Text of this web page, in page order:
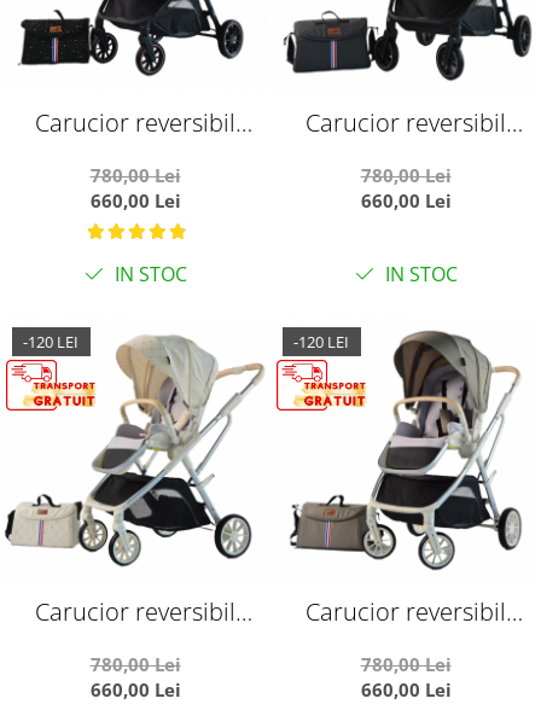
Carucior reversibil
0-36 luni, C7 Negru cu
auriu
780,00 Lei
660,00 Lei
IN STOC
Carucior reversibil
0-36 luni, C7 Gri
780,00 Lei
660,00 Lei
IN STOC
-120 LEI
Carucior reversibil
0-36 luni, C7 Alb
780,00 Lei
660,00 Lei
-120 LEI
Carucior reversibil
0-36 luni, C7 Verde
780,00 Lei
660,00 Lei